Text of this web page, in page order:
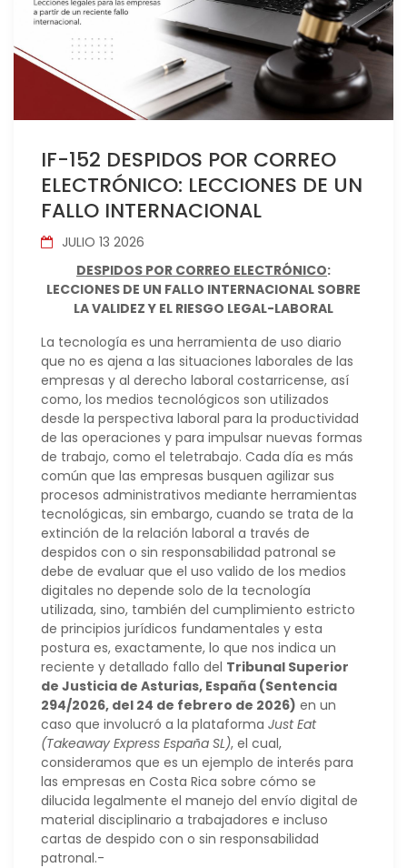
IF-152 DESPIDOS POR CORREO
ELECTRÓNICO: LECCIONES DE UN
FALLO INTERNACIONAL
JULIO 13 2026
DESPIDOS POR CORREO ELECTRÓNICO:
LECCIONES DE UN FALLO INTERNACIONAL SOBRE
LA VALIDEZ Y EL RIESGO LEGAL-LABORAL
La tecnología es una herramienta de uso diario
que no es ajena a las situaciones laborales de las
empresas y al derecho laboral costarricense, así
como, los medios tecnológicos son utilizados
desde la perspectiva laboral para la productividad
de las operaciones y para impulsar nuevas formas
de trabajo, como el teletrabajo. Cada día es más
común que las empresas busquen agilizar sus
procesos administrativos mediante herramientas
tecnológicas, sin embargo, cuando se trata de la
extinción de la relación laboral a través de
despidos con o sin responsabilidad patronal se
debe de evaluar que el uso valido de los medios
digitales no depende solo de la tecnología
utilizada, sino, también del cumplimiento estricto
de principios jurídicos fundamentales y esta
postura es, exactamente, lo que nos indica un
reciente y detallado fallo del Tribunal Superior
de Justicia de Asturias, España (Sentencia
294/2026, del 24 de febrero de 2026) en un
caso que involucró a la plataforma Just Eat
(Takeaway Express España SL), el cual,
consideramos que es un ejemplo de interés para
las empresas en Costa Rica sobre cómo se
dilucida legalmente el manejo del envío digital de
material disciplinario a trabajadores e incluso
cartas de despido con o sin responsabilidad
patronal.-